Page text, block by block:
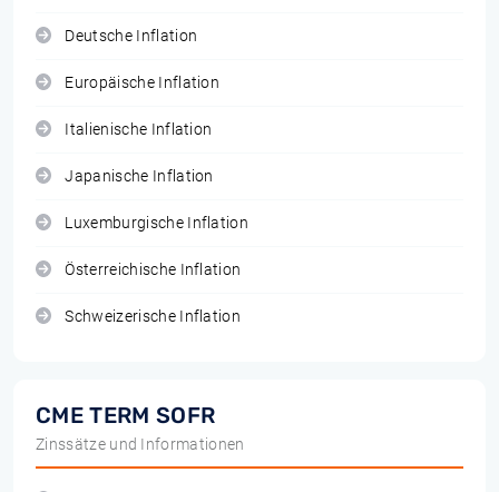
Deutsche Inflation
Europäische Inflation
Italienische Inflation
Japanische Inflation
Luxemburgische Inflation
Österreichische Inflation
Schweizerische Inflation
CME TERM SOFR
Zinssätze und Informationen